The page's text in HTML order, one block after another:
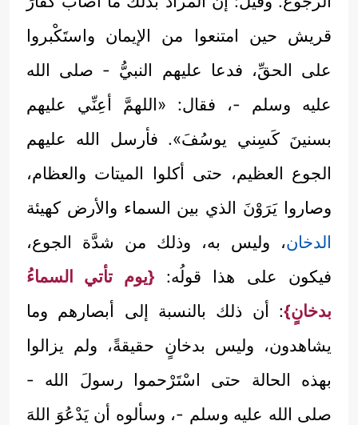
قريش حين امتنعوا من الإيمان واستَكْبروا
على الحقِّ، فدعا عليهم النبيُّ - صلى الله
عليه وسلم -، فقال: «اللهمَّ أعِنِّي عليهم
بسنينَ كَسِني يوسُفَ». فأرسل الله عليهم
الجوع العظيم، حتى أكلوا الميتات والعظام،
وصاروا يَرَوْنَ الذي بين السماء والأرض كهيئة
الدخان، وليس به، وذلك من شدَّة الجوع،
فيكون على هذا قولُه: {يوم تأتي السماءُ
بدخانٍ}: أن ذلك بالنسبة إلى أبصارهم وما
يشاهدون، وليس بدخانٍ حقيقةً، ولم يزالوا
بهذه الحالة حتى اسْتَرْحموا رسولَ الله -
صلى الله عليه وسلم -، وسألوه أن يَدْعُوَ اللهَ